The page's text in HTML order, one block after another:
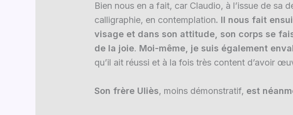
Bien nous en a fait, car Claudio, à l’issue de sa
calligraphie, en contemplation. Il nous fait
visage et dans son attitude, son corps se
de la joie. Moi-même, je suis également
qu’il ait réussi et à la fois très content d’avoir
Son frère Uliès, moins démonstratif, est